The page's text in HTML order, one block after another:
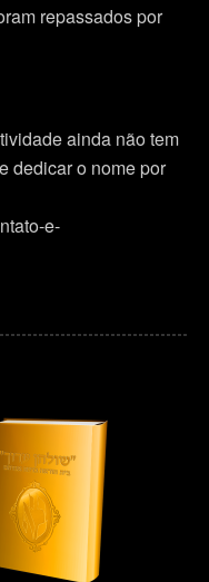
repassados por
ainda não tem
dedicar o nome por
e-